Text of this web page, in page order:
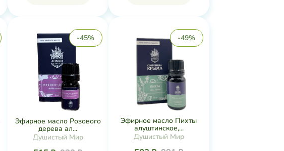
-45%
Эфирное масло Розового
дерева ал...
Душистый Мир
-49%
Эфирное масло Пихты
алуштинское,...
Душистый Мир